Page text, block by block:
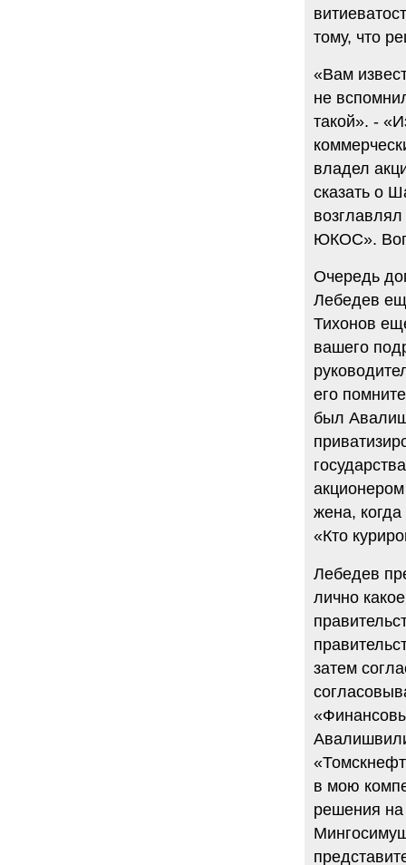
тому, что
«Вам
не
такой». -
владел
сказать о
ЮКОС».
Очередь
Лебедев
Тихонов
вашего
его
был
жена,
«Кто
Лебедев
лично
затем
в мою
решения на